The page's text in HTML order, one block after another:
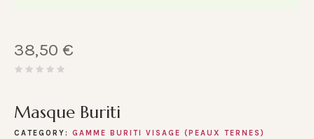
38,50 €
Masque Buriti
CATEGORY: GAMME BURITI VISAGE (PEAUX TERNES)